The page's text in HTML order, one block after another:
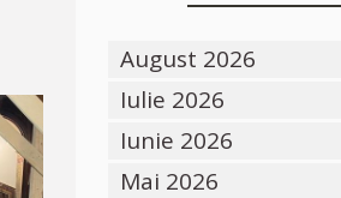
August 2026
Iulie 2026
Iunie 2026
Mai 2026